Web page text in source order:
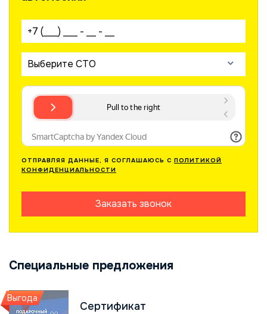
Ваш телефон:
Выберите СТО
ОТПРАВЛЯЯ ДАННЫЕ, Я СОГЛАШАЮСЬ С ПОЛИТИКОЙ
КОНФИДЕНЦИАЛЬНОСТИ
Заказать звонок
Специальные предложения
Выгода
Сертификат